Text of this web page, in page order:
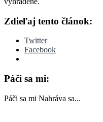
Zdieľaj tento článok:
Twitter
Facebook
Páči sa mi:
Páči sa mi Nahráva sa...